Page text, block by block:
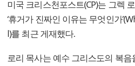
미국 크리스천포스트(CP)는 그렉
‘휴거가 진짜인 이유는 무엇인가
l)를 최근 게재했다.
로리 목사는 예수 그리스도의 복